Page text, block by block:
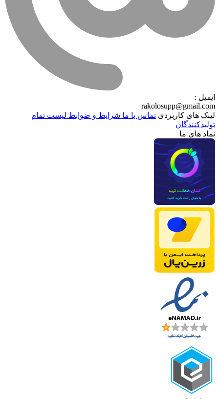
ایمیل :
rakolosupp@gmail.com
لینک های کاربردی تماس با ماشرایط و ضوابطلیست تمام
تولیدکنندگان
نماد های ما